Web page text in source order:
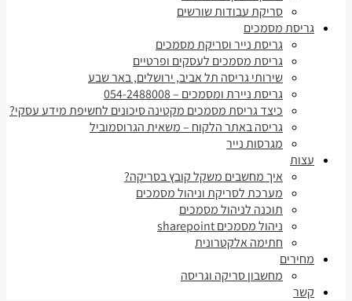
סריקת עבודות שורשים
גריסת מסמכים
גריסת נייר וסריקת מסמכים
גריסת מסמכים לעסקים ופרטיים
שירותי גריסה תל אביב, ירושלים, באר שבע
גריסת ניירת ומסמכים – 054-2488008
כיצד גריסת מסמכים מקטינה סיכונים לחשיפת מידע עסקי?
גריסה באתר הלקוח – משאית הגרוסמוביל
מגרסות נייר
עצות
איך מחשבים משקל קובץ בסריקה?
מערכת לסריקת וניהול מסמכים
תוכנה לניהול מסמכים
ניהול מסמכים sharepoint
חתימה אלקטרונית
מחירים
מחשבון סריקה וגריסה
קשר